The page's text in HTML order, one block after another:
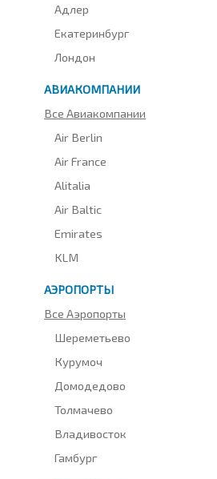
Адлер
Екатеринбург
Лондон
АВИАКОМПАНИИ
Все Авиакомпании
Air Berlin
Air France
Alitalia
Air Baltic
Emirates
KLM
АЭРОПОРТЫ
Все Аэропорты
Шереметьево
Курумоч
Домодедово
Толмачево
Владивосток
Гамбург